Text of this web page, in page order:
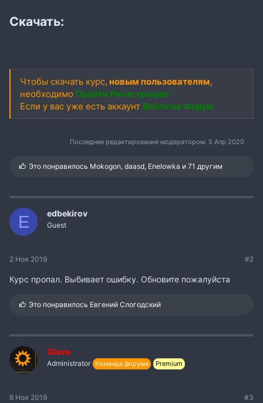
Скачать:
Чтобы скачать курс, новым пользователям,
необходимо Пройти Регистрацию
Если у вас уже есть аккаунт Войти на Форум
Последнее редактирование модератором: 5 Апр 2020
С
п
т
и
Это понравилось Mokogon,daasd, Enelowka и 71 другим
E edbekirov
Guest
2 Ноя 2019 #2
Курс пропал. Выбивает ошибку. Обновите пожалуйста
С
п
т
и
и
Это понравилось Евгений Слогодский
Glava
Administrator Команда форума Premium
6 Ноя 2019 #3